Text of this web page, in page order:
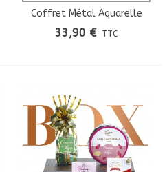
Coffret Métal Aquarelle
Bellecour
33,90 € TTC